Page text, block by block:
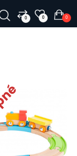
0 0 0